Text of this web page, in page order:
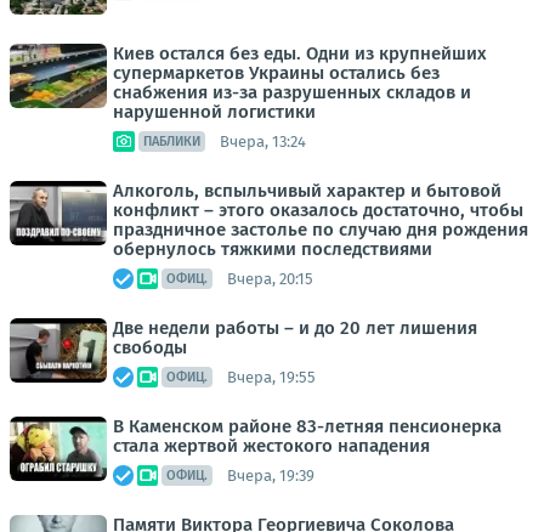
Киев остался без еды. Одни из крупнейших
супермаркетов Украины остались без
снабжения из-за разрушенных складов и
нарушенной логистики
ПАБЛИКИ Вчера, 13:24
Алкоголь, вспыльчивый характер и бытовой
конфликт – этого оказалось достаточно, чтобы
праздничное застолье по случаю дня рождения
обернулось тяжкими последствиями
ОФИЦ. Вчера, 20:15
Две недели работы – и до 20 лет лишения
свободы
ОФИЦ. Вчера, 19:55
В Каменском районе 83-летняя пенсионерка
стала жертвой жестокого нападения
ОФИЦ. Вчера, 19:39
Памяти Виктора Георгиевича Соколова